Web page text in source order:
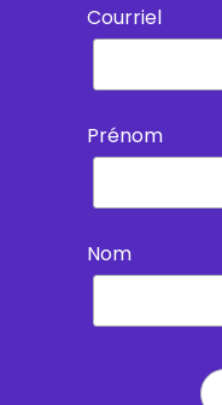
Courriel
Prénom
Nom